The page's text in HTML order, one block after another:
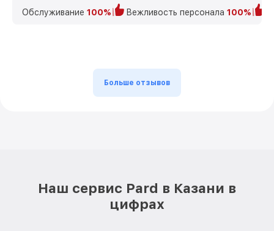
Обслуживание 100% Вежливость персонала 100%
Больше отзывов
Наш сервис Pard в Казани в
цифрах